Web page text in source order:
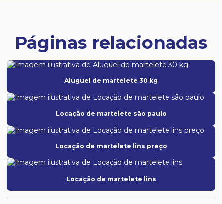
Páginas relacionadas
Aluguel de martelete 30 kg
Locação de martelete são paulo
Locação de martelete lins preço
Locação de martelete lins